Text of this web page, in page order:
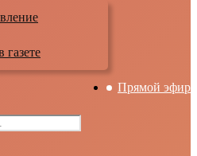
газете
Прямой эфир